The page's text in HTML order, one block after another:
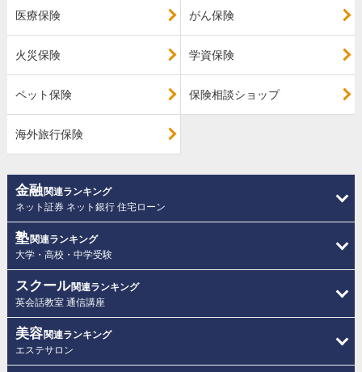
医療保険 がん保険
火災保険 学資保険
ペット保険 保険相談ショップ
海外旅行保険
金融関連ランキング
ネット証券 ネット銀行 住宅ローン
塾関連ランキング
大学・高校・中学受験
スクール関連ランキング
英会話教室 通信講座
美容関連ランキング
エステサロン